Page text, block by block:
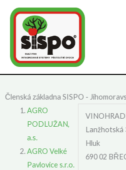
Přeskočit
Členská základna SISPO -
AGRO
PODLUŽAN,
a.s.
AGRO Velké
Pavlovice s.r.o.
Lanžhotská
Hluk
690 02